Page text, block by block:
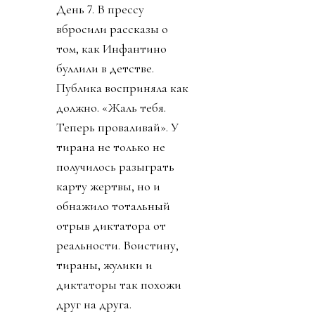
День 7. В прессу
вбросили рассказы о
том, как Инфантино
буллили в детстве.
Публика восприняла как
должно. «Жаль тебя.
Теперь проваливай». У
тирана не только не
получилось разыграть
карту жертвы, но и
обнажило тотальный
отрыв диктатора от
реальности. Воистину,
тираны, жулики и
диктаторы так похожи
друг на друга.